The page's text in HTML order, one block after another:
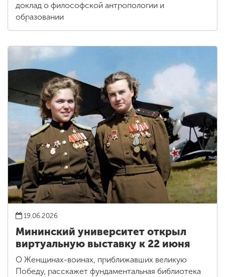
доклад о философской антропологии и
образовании
19.06.2026
Мининский университет открыл
виртуальную выставку к 22 июня
О Женщинах-воинах, приближавших великую
Победу, расскажет фундаментальная библиотека